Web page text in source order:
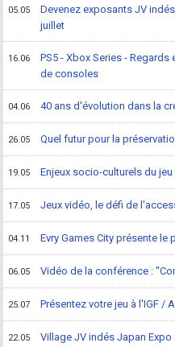
05.05
Devenez exposants JV
juillet
16.06
PS5 - Xbox Series -
de consoles
04.06 40 ans d'évolution dans la
26.05 Quel futur pour la
19.05 Enjeux socio-culturels du
17.05 Jeux vidéo, le défi de
04.11 Evry Games City présente le
06.05 Vidéo de la conférence :
25.07 Présentez votre jeu à l'IGF /
22.05 Village JV indés Japan